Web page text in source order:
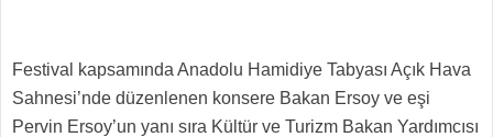
Festival kapsamında Anadolu Hamidiye Tabyası Açık Hava
Sahnesi’nde düzenlenen konsere Bakan Ersoy ve eşi
Pervin Ersoy’un yanı sıra Kültür ve Turizm Bakan Yardımcısı